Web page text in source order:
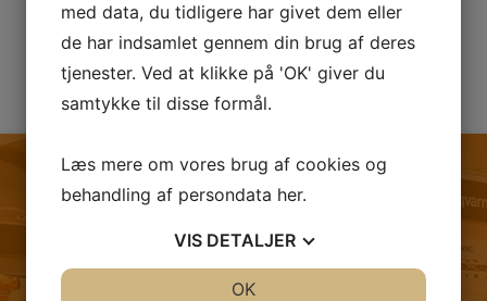
FØLG OS PÅ FACEBOOK
med data, du tidligere har givet dem eller
de har indsamlet gennem din brug af deres
tjenester. Ved at klikke på 'OK' giver du
samtykke til disse formål.
Læs mere om vores brug af cookies og
behandling af persondata her.
VIS DETALJER
OK